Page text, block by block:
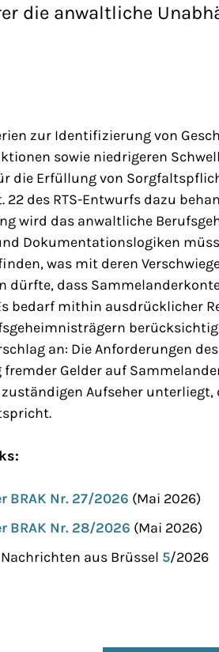
die anwaltliche
zur Identifizierung von
sowie niedrigeren
die Erfüllung von
22 des RTS-Entwurfs dazu
wird das anwaltliche
Dokumentationslogiken
was mit deren
dürfte, dass
bedarf mithin ausdrücklicher
an: Die Anforderungen
fremder Gelder auf
Aufseher unterliegt,
BRAK Nr. 27/2026 (Mai 2026)
BRAK Nr. 28/2026 (Mai 2026)
aus Brüssel 5/2026